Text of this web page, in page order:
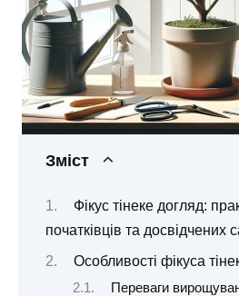
Зміст
Фікус тінеке догляд:
початківців та досвідчених
Особливості фікуса
Переваги